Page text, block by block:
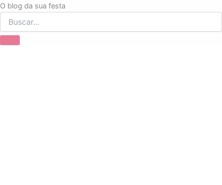
O blog da sua festa
Ir
para
o